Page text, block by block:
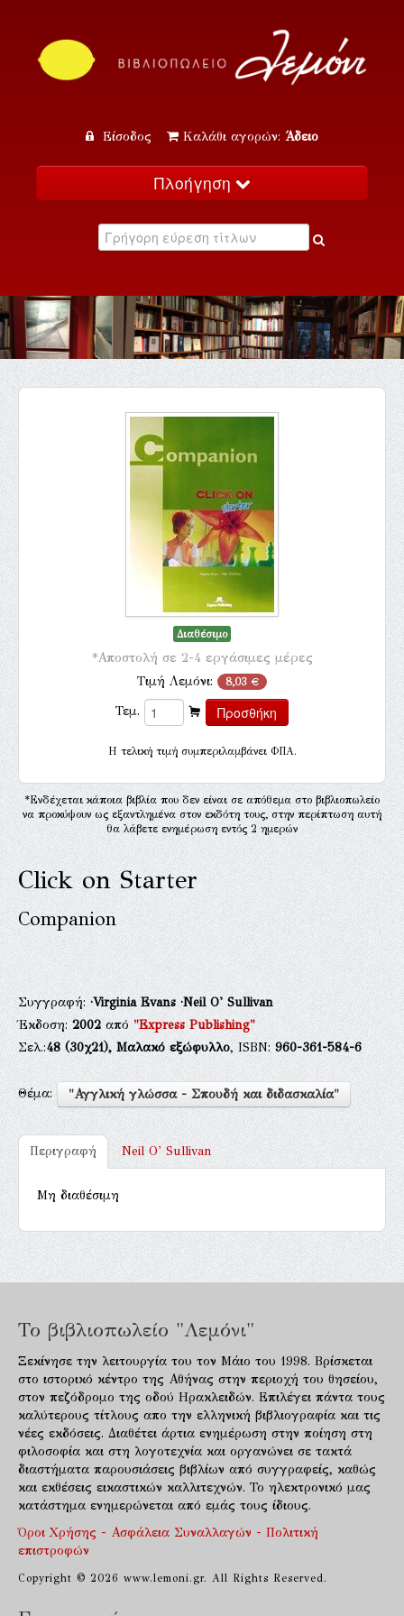
Είσοδος Καλάθι αγορών: Άδειο
Πλοήγηση
Κατάλογος
Εκδηλώσεις
Επικοινωνία
Διαθέσιμο
*Αποστολή σε 2-4 εργάσιμες μέρες
Τιμή Λεμόνι: 8,03 €
Τεμ.
H τελική τιμή συμπεριλαμβάνει ΦΠΑ.
*Ενδέχεται κάποια βιβλία που δεν είναι σε απόθεμα στο βιβλιοπωλείο
να προκύψουν ως εξαντλημένα στον εκδότη τους, στην περίπτωση αυτή
θα λάβετε ενημέρωση εντός 2 ημερών
Click on Starter
Companion
Συγγραφή:·Virginia Evans·Neil O' Sullivan
Έκδοση:2002από"Express Publishing"
Σελ.:48(30χ21), Μαλακό εξώφυλλο, ISBN:960-361-584-6
Θέμα: "Αγγλική γλώσσα - Σπουδή και διδασκαλία"
Περιγραφή Neil O' Sullivan
Μη διαθέσιμη
Το βιβλιοπωλείο "Λεμόνι"
Ξεκίνησε την λειτουργία του τον Μάιο του 1998. Βρίσκεται
στο ιστορικό κέντρο της Αθήνας στην περιοχή του θησείου,
στον πεζόδρομο της οδού Ηρακλειδών. Επιλέγει πάντα τους
καλύτερους τίτλους απο την ελληνική βιβλιογραφία και τις
νέες εκδόσεις. Διαθέτει άρτια ενημέρωση στην ποίηση στη
φιλοσοφία και στη λογοτεχνία και οργανώνει σε τακτά
διαστήματα παρουσιάσεις βιβλίων από συγγραφείς, καθώς
και εκθέσεις εικαστικών καλλιτεχνών. Το ηλεκτρονικό μας
κατάστημα ενημερώνεται από εμάς τους ίδιους.
Όροι Χρήσης - Ασφάλεια Συναλλαγών - Πολιτική
επιστροφών
Copyright © 2026 www.lemoni.gr. All Rights Reserved.